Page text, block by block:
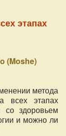
этапах
(Moshe)
метода
всех этапах
со здоровьем
и можно ли